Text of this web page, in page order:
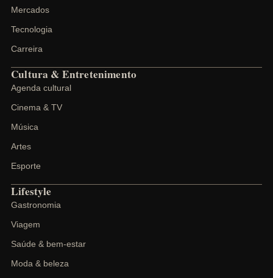
Mercados
Tecnologia
Carreira
Cultura & Entretenimento
Agenda cultural
Cinema & TV
Música
Artes
Esporte
Lifestyle
Gastronomia
Viagem
Saúde & bem-estar
Moda & beleza